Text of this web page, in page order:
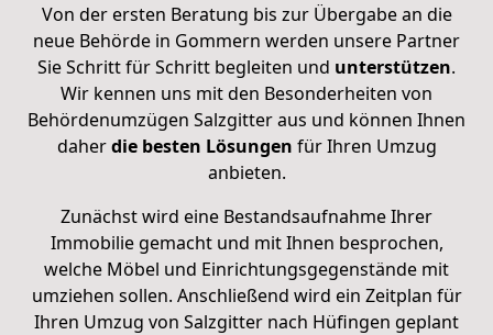
Von der ersten Beratung bis zur Übergabe an die
neue Behörde in Gommern werden unsere Partner
SieSchritt für Schritt begleiten und unterstützen.
Wir kennen uns mit den Besonderheiten von
Behördenumzügen Salzgitter aus und können Ihnen
daherdie besten Lösungen für Ihren Umzug
anbieten.
Zunächst wird eine Bestandsaufnahme Ihrer
Immobilie gemacht und mit Ihnen besprochen,
welche Möbel und Einrichtungsgegenstände mit
umziehen sollen. Anschließend wird ein Zeitplan für
Ihren Umzug von Salzgitter nach Hüfingen geplant